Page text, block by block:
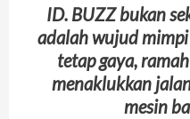
ID. BUZZ bukan
adalah wujud
tetap gaya,
menaklukkan
mesin